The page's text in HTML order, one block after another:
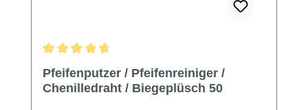
Pfeifenputzer / Pfeifenreiniger /
Chenilledraht / Biegeplüsch 50